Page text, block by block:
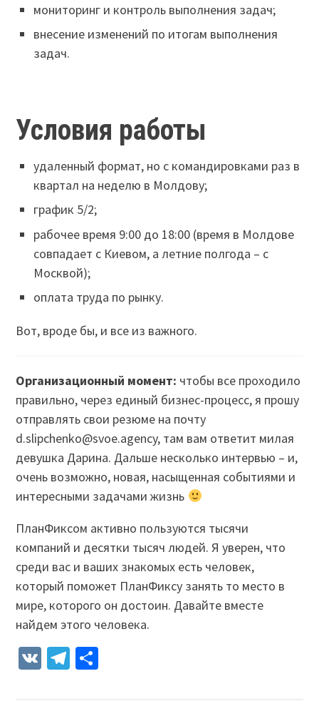
мониторинг и контроль выполнения задач;
внесение изменений по итогам выполнения
задач.
Условия работы
удаленный формат, но с командировками раз в
квартал на неделю в Молдову;
график 5/2;
рабочее время 9:00 до 18:00 (время в Молдове
совпадает с Киевом, а летние полгода – с
Москвой);
оплата труда по рынку.
Вот, вроде бы, и все из важного.
Организационный момент: чтобы все проходило
правильно, через единый бизнес-процесс, я прошу
отправлять свои резюме на почту
d.slipchenko@svoe.agency, там вам ответит милая
девушка Дарина. Дальше несколько интервью – и,
очень возможно, новая, насыщенная событиями и
интересными задачами жизнь
ПланФиксом активно пользуются тысячи
компаний и десятки тысяч людей. Я уверен, что
среди вас и ваших знакомых есть человек,
который поможет ПланФиксу занять то место в
мире, которого он достоин. Давайте вместе
найдем этого человека.
VK Telegram